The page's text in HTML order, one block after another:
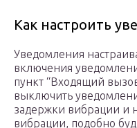
Как настроить
Уведомления
включения
пункт “Входящий
выключить
задержки вибрации и
вибрации, подобно